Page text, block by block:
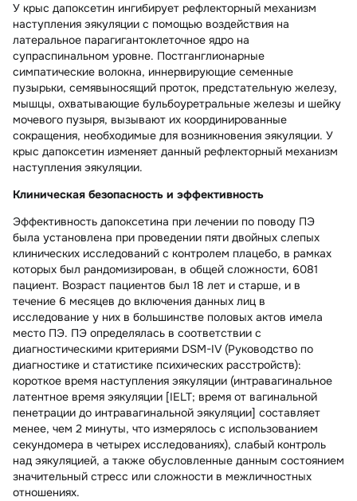
У крыс дапоксетин ингибирует рефлекторный механизм
наступления эякуляции с помощью воздействия на
латеральное парагигантоклеточное ядро на
супраспинальном уровне. Постганглионарные
симпатические волокна, иннервирующие семенные
пузырьки, семявыносящий проток, предстательную железу,
мышцы, охватывающие бульбоуретральные железы и шейку
мочевого пузыря, вызывают их координированные
сокращения, необходимые для возникновения эякуляции. У
крыс дапоксетин изменяет данный рефлекторный механизм
наступления эякуляции.
Клиническая безопасность и эффективность
Эффективность дапоксетина при лечении по поводу ПЭ
была установлена при проведении пяти двойных слепых
клинических исследований с контролем плацебо, в рамках
которых был рандомизирован, в общей сложности, 6081
пациент. Возраст пациентов был 18 лет и старше, и в
течение 6 месяцев до включения данных лиц в
исследование у них в большинстве половых актов имела
место ПЭ. ПЭ определялась в соответствии с
диагностическими критериями DSM-IV (Руководство по
диагностике и статистике психических расстройств):
короткое время наступления эякуляции (интравагинальное
латентное время эякуляции [IELT; время от вагинальной
пенетрации до интравагинальной эякуляции] составляет
менее, чем 2 минуты, что измерялось с использованием
секундомера в четырех исследованиях), слабый контроль
над эякуляцией, а также обусловленные данным состоянием
значительный стресс или сложности в межличностных
отношениях.